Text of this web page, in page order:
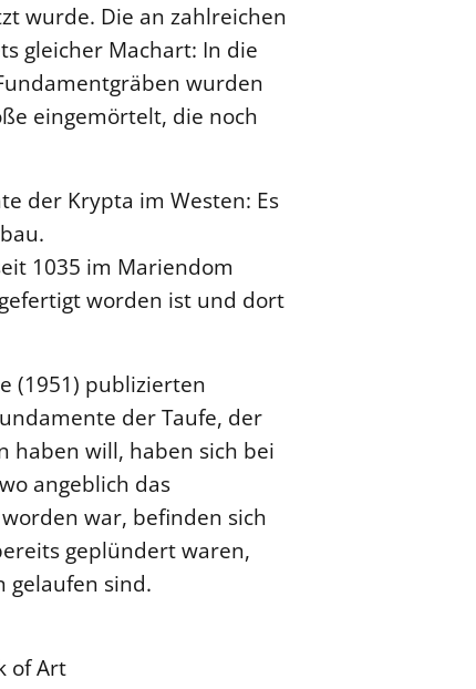
wurde. Die an zahlreichen
gleicher Machart: In die
wurden
eingemörtelt, die noch
der Krypta im Westen: Es
1035 im Mariendom
worden ist und dort
(1951) publizierten
der Taufe, der
haben will, haben sich bei
angeblich das
war, befinden sich
geplündert waren,
gelaufen sind.
of Art